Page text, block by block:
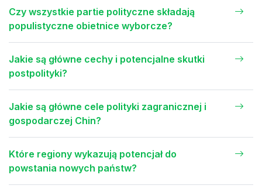
Czy wszystkie partie polityczne składają
populistyczne obietnice wyborcze?
Jakie są główne cechy i potencjalne skutki
postpolityki?
Jakie są główne cele polityki zagranicznej i
gospodarczej Chin?
Które regiony wykazują potencjał do
powstania nowych państw?